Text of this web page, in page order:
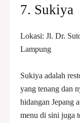
7. Sukiya
Lokasi: Jl. Dr.
Lampung
Sukiya adalah
yang tenang dan
hidangan Jepang
menu di sini juga